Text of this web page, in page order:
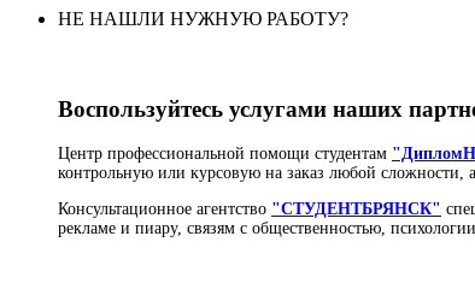
НЕ НАШЛИ НУЖНУЮ РАБОТУ?
Воспользуйтесь услугами наших
Центр профессиональной помощи студентам
контрольную или курсовую на заказ любой сложности,
Консультационное агентство "СТУДЕНТБРЯНСК"
рекламе и пиару, связям с общественностью,